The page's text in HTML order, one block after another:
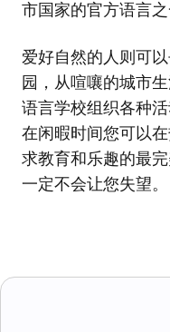
市国家的官方语言之
爱好自然的人则可
园，从喧嚷的城市
语言学校组织各种
在闲暇时间您可以
求教育和乐趣的最
一定不会让您失望。